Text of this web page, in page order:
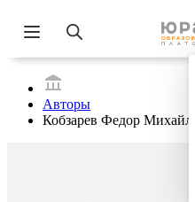
Авторы
Кобзарев Федор